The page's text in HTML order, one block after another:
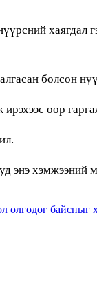
болсон
өөр
энэ
олгодог байсныг